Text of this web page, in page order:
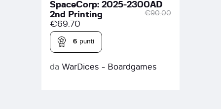
SpaceCorp: 2025-2300AD
2nd Printing
€90.00
€69.70
6 punti
da WarDices - Boardgames